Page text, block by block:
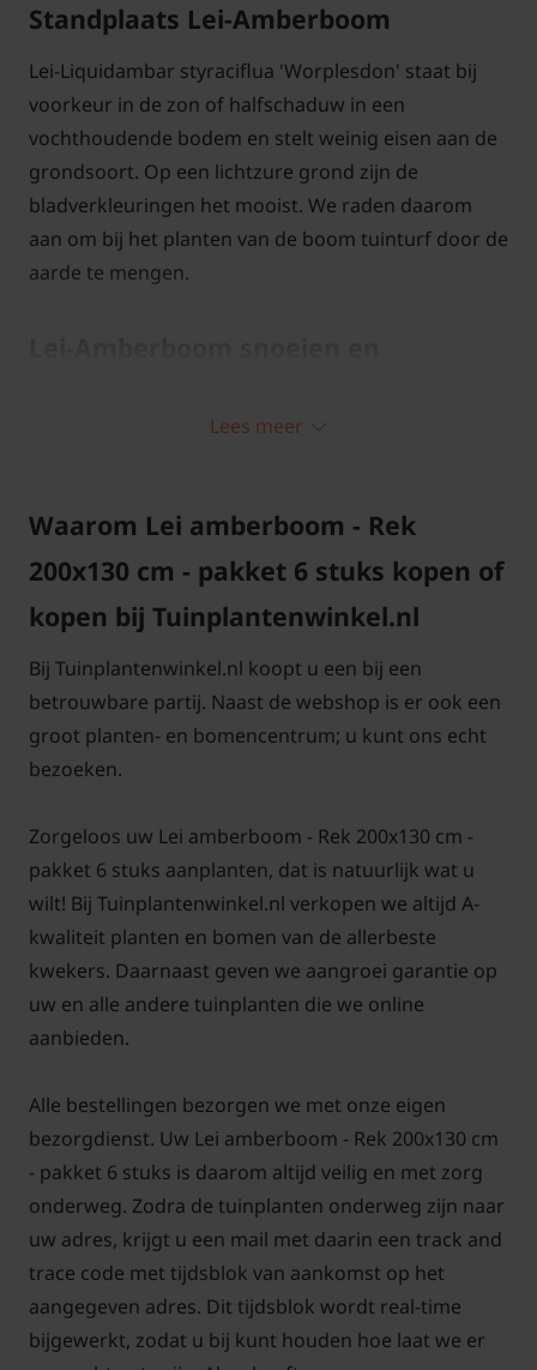
Standplaats Lei-Amberboom
Lei-Liquidambar styraciflua 'Worplesdon' staat bij
voorkeur in de zon of halfschaduw in een
vochthoudende bodem en stelt weinig eisen aan de
grondsoort. Op een lichtzure grond zijn de
bladverkleuringen het mooist. We raden daarom
aan om bij het planten van de boom tuinturf door de
aarde te mengen.
'Worplesdon' wordt het beste gesnoeid in de zomer
Amberboom snoeien met een snoeischaar of tang
maar ook met een heggenschaar. Snoei daarbij
jongste scheuten laat staan. Op den duur ontstaat
een steeds dichter netwerk van takken en groeit de
leiboom goed dicht. Geef indien nodig extra voeding
in het voorjaar of de zomer; bij voorkeur met een
De Lei-Amberboom oftewel Lei-Liquidambar of
Leiliquidambar is, met zijn grote handvormige blad,
een zeer goed alternatief voor de leivorm van de
Plataan. De 'Worplesdon' is de beste variant van de
Liquidambar om een leiboom van te maken.
Bomen van tuinplantenwinkel.nl kunt u jaarrond
planten. Dit kan omdat we al onze bomen in pot
leveren. Aanplanten in de herfst, winter, lente én
zomer is dus altijd mogelijk, met
aangroeigarantie!
Een keuzehulp voor het kopen van leibomen op
Tuinplantenwinkel.nl vindt u
Lees meer
Waarom Lei amberboom - Rek
200x130 cm - pakket 6 stuks kopen of
kopen bij Tuinplantenwinkel.nl
Bij Tuinplantenwinkel.nl koopt u een bij een
betrouwbare partij. Naast de webshop is er ook een
groot planten- en bomencentrum; u kunt ons echt
bezoeken.
Zorgeloos uw Lei amberboom - Rek 200x130 cm -
pakket 6 stuks aanplanten, dat is natuurlijk wat u
wilt! Bij Tuinplantenwinkel.nl verkopen we altijd A-
kwaliteit planten en bomen van de allerbeste
kwekers. Daarnaast geven we aangroei garantie op
uw en alle andere tuinplanten die we online
aanbieden.
Alle bestellingen bezorgen we met onze eigen
bezorgdienst. Uw Lei amberboom - Rek 200x130 cm
- pakket 6 stuks is daarom altijd veilig en met zorg
onderweg. Zodra de tuinplanten onderweg zijn naar
uw adres, krijgt u een mail met daarin een track and
trace code met tijdsblok van aankomst op het
aangegeven adres. Dit tijdsblok wordt real-time
bijgewerkt, zodat u bij kunt houden hoe laat we er